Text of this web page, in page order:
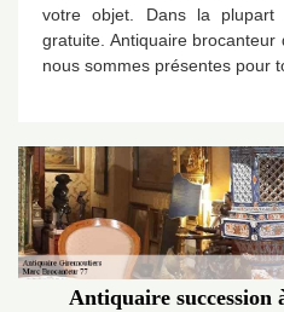
votre objet. Dans la plupart
gratuite. Antiquaire brocanteur
nous sommes présentes pour
Antiquaire succession